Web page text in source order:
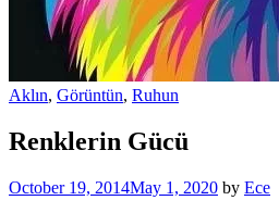
Aklın, Görüntün, Ruhun
Renklerin Gücü
October 19, 2014May 1, 2020 by Ece